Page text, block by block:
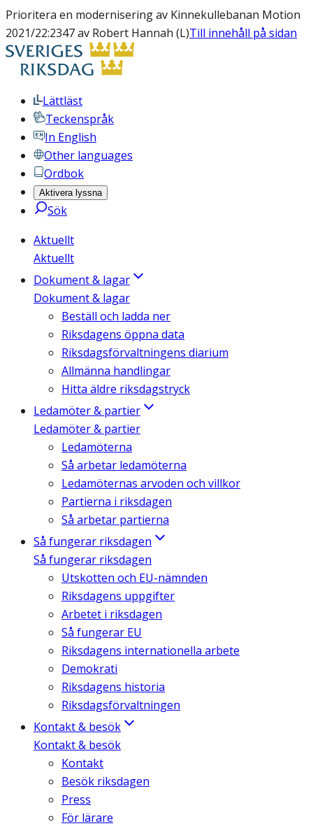
Prioritera en modernisering av Kinnekullebanan Motion
2021/22:2347 av Robert Hannah (L)Till innehåll på sidan
Lättläst
Teckenspråk
In English
Other languages
Ordbok
Aktivera lyssna
Sök
Aktuellt
Aktuellt
Dokument & lagar
Dokument & lagar
Beställ och ladda ner
Riksdagens öppna data
Riksdagsförvaltningens diarium
Allmänna handlingar
Hitta äldre riksdagstryck
Ledamöter & partier
Ledamöter & partier
Ledamöterna
Så arbetar ledamöterna
Ledamöternas arvoden och villkor
Partierna i riksdagen
Så arbetar partierna
Så fungerar riksdagen
Så fungerar riksdagen
Utskotten och EU-nämnden
Riksdagens uppgifter
Arbetet i riksdagen
Så fungerar EU
Riksdagens internationella arbete
Demokrati
Riksdagens historia
Riksdagsförvaltningen
Kontakt & besök
Kontakt & besök
Kontakt
Besök riksdagen
Press
För lärare